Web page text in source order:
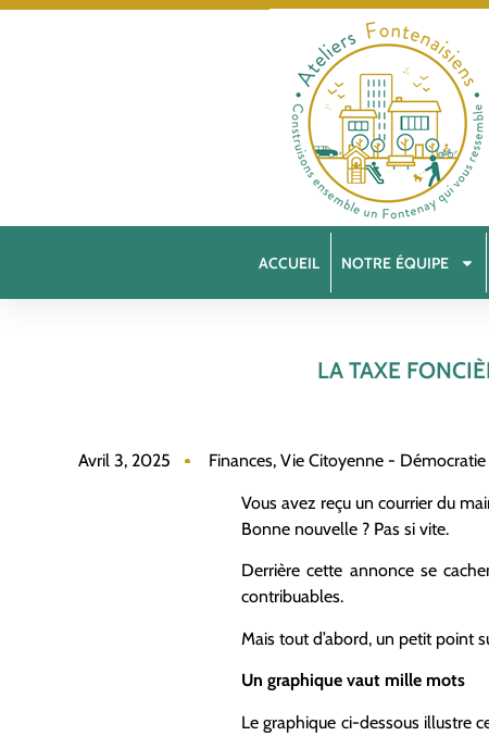
ACCUEIL NOTRE ÉQUIPE
LA TAXE
Avril 3, 2025 Finances, Vie Citoyenne - Démocratie
Vous avez reçu un courrier du
Bonne nouvelle ? Pas si vite.
Derrière cette annonce se
contribuables.
Mais tout d’abord, un petit point
Un graphique vaut mille mots
Le graphique ci-dessous illustre